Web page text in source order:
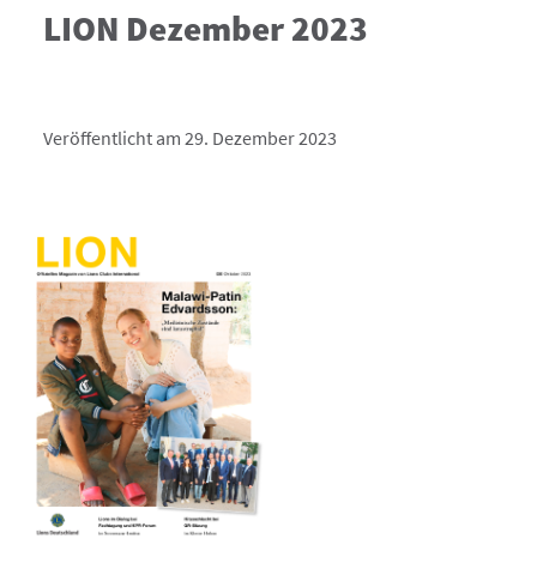
LION Dezember 2023
Veröffentlicht am 29. Dezember 2023